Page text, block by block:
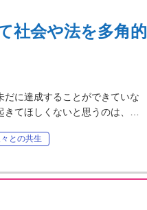
社会や法を多角的
に達成することができていな
てほしくないと思うのは、…
との共生